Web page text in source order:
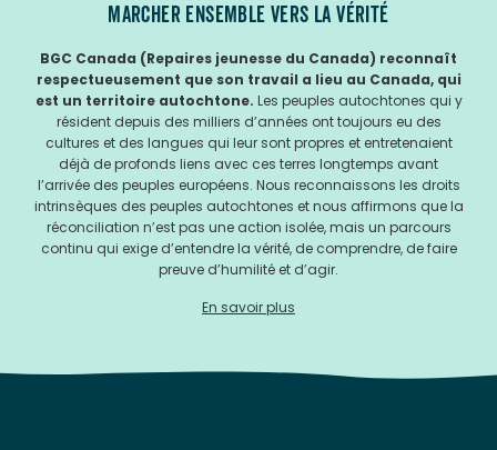
MARCHER ENSEMBLE VERS LA VÉRITÉ
BGC Canada (Repaires jeunesse du Canada) reconnaît
respectueusement que son travail a lieu au Canada, qui
est un territoire autochtone. Les peuples autochtones qui y
résident depuis des milliers d’années ont toujours eu des
cultures et des langues qui leur sont propres et entretenaient
déjà de profonds liens avec ces terres longtemps avant
l’arrivée des peuples européens. Nous reconnaissons les droits
intrinsèques des peuples autochtones et nous affirmons que la
réconciliation n’est pas une action isolée, mais un parcours
continu qui exige d’entendre la vérité, de comprendre, de faire
preuve d’humilité et d’agir.
En savoir plus